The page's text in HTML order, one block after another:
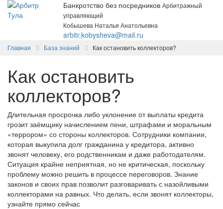
Банкротство без посредников Арбитражный
управляющий
Кобышева Наталья Анатольевна
arbitr.kobysheva@mail.ru
Главная База знаний Как остановить коллекторов?
Как остановить
коллекторов?
Длительная просрочка либо уклонение от выплаты кредита
грозит заёмщику начислением пени, штрафами и моральным
«террором» со стороны коллекторов. Сотрудники компании,
которая выкупила долг гражданина у кредитора, активно
звонят человеку, его родственникам и даже работодателям.
Ситуация крайне неприятная, но не критическая, поскольку
проблему можно решить в процессе переговоров. Знание
законов и своих прав позволит разговаривать с назойливыми
коллекторами на равных. Что делать, если звонят коллекторы,
узнайте прямо сейчас